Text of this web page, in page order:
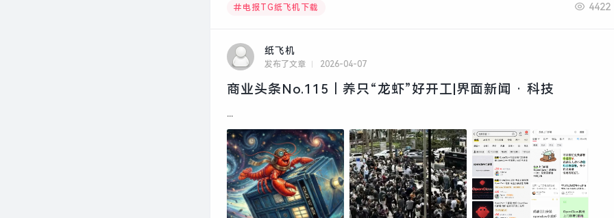
电报TG纸飞机下载 4422
纸飞机
发布了文章 2026-04-07
商业头条No.115｜养只“龙虾”好开工|界面新闻 · 科技
...